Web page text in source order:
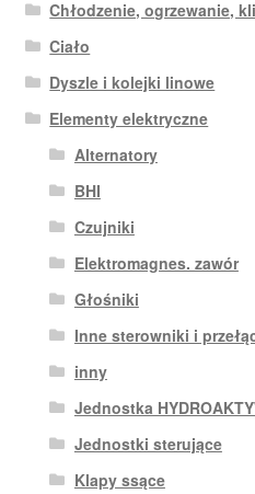
Chłodzenie, ogrzewanie,
Ciało
Dyszle i kolejki linowe
Elementy elektryczne
Alternatory
BHI
Czujniki
Elektromagnes. zawór
Głośniki
Inne sterowniki i
inny
Jednostka
Jednostki sterujące
Klapy ssące